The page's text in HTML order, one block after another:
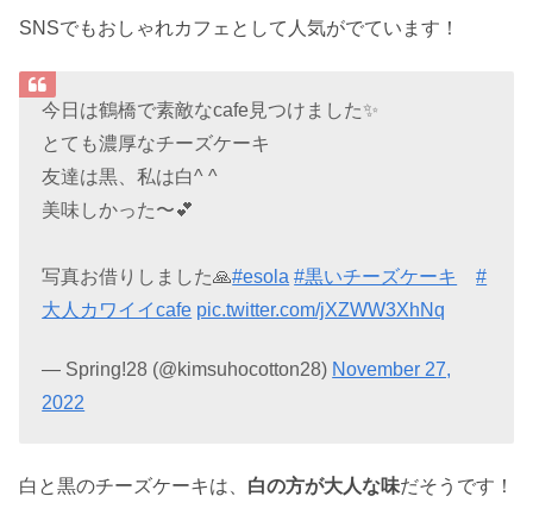
SNSでもおしゃれカフェとして人気がでています！
今日は鶴橋で素敵なcafe見つけました✨
とても濃厚なチーズケーキ
友達は黒、私は白^ ^
美味しかった〜💕
写真お借りしました🙏#esola #黒いチーズケーキ
#
大人カワイイcafe pic.twitter.com/jXZWW3XhNq
— Spring!28 (@kimsuhocotton28) November 27,
2022
白と黒のチーズケーキは、 白の方が大人な味だそうです！